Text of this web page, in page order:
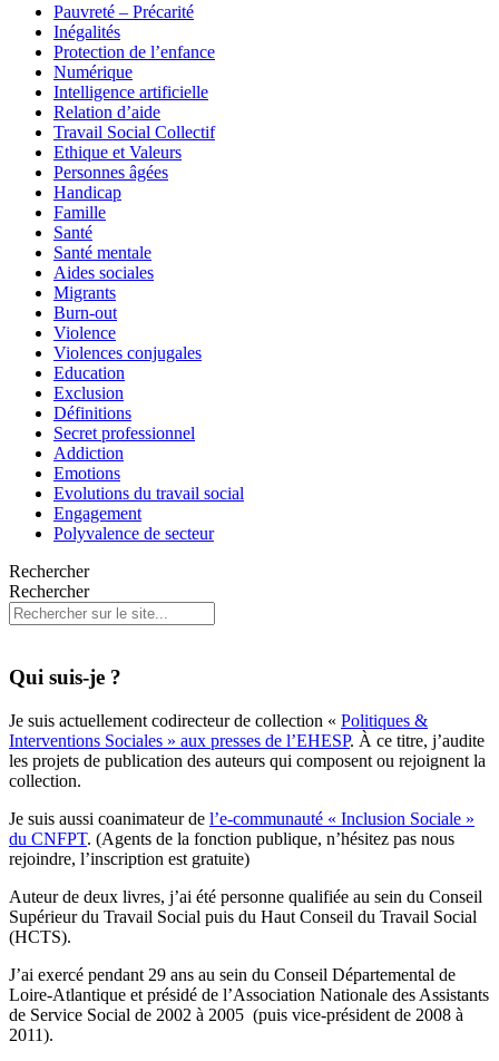
Pauvreté – Précarité
Inégalités
Protection de l’enfance
Numérique
Intelligence artificielle
Relation d’aide
Travail Social Collectif
Ethique et Valeurs
Personnes âgées
Handicap
Famille
Santé
Santé mentale
Aides sociales
Migrants
Burn-out
Violence
Violences conjugales
Education
Exclusion
Définitions
Secret professionnel
Addiction
Emotions
Evolutions du travail social
Engagement
Polyvalence de secteur
Rechercher
Rechercher
Qui suis-je ?
Je suis actuellement codirecteur de collection « Politiques &
Interventions Sociales » aux presses de l’EHESP. À ce titre, j’audite
les projets de publication des auteurs qui composent ou rejoignent la
collection.
Je suis aussi coanimateur de l’e-communauté « Inclusion Sociale »
du CNFPT. (Agents de la fonction publique, n’hésitez pas nous
rejoindre, l’inscription est gratuite)
Auteur de deux livres, j’ai été personne qualifiée au sein du Conseil
Supérieur du Travail Social puis du Haut Conseil du Travail Social
(HCTS).
J’ai exercé pendant 29 ans au sein du Conseil Départemental de
Loire-Atlantique et présidé de l’Association Nationale des Assistants
de Service Social de 2002 à 2005 (puis vice-président de 2008 à
2011).